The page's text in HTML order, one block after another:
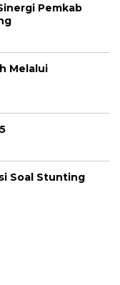
Pemkab
Melalui
Soal Stunting